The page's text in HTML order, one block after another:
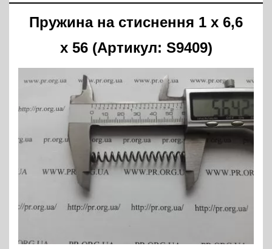
Пружина на стиснення 1 х 6,6
х 56 (Артикул: S9409)